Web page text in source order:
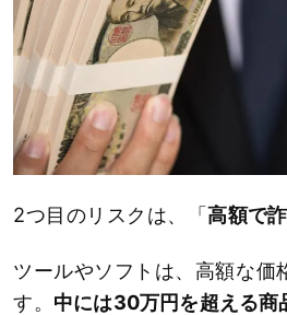
2つ目のリスクは、「高額で
ツールやソフトは、高額な価
す。 中には30万円を超える商